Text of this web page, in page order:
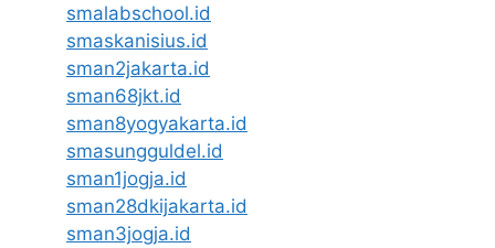
smalabschool.id
smaskanisius.id
sman2jakarta.id
sman68jkt.id
sman8yogyakarta.id
smasungguldel.id
sman1jogja.id
sman28dkijakarta.id
sman3jogja.id